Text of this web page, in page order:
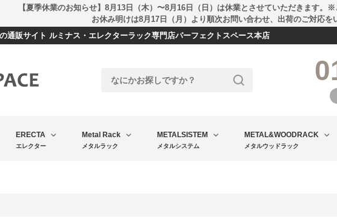
【夏季休業のお知らせ】8月13日（木）〜8月16日（日）は休業とさせていただきます。※
お休み明けは8月17日（月）より順次お問い合わせ、出荷のご対応を
通販サイト ルミナス・エレクターラック専門店パーフェクトスペース本店
ERECTA
エレクター
Metal Rack
メタルラック
METALSISTEM
メタルシステム
METAL&WOODRACK
メタルウッドラック